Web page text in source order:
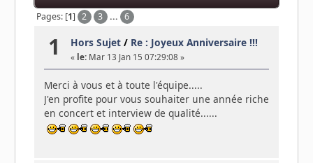
Pages: [1] 2 3 ... 6
1 Hors Sujet / Re : Joyeux Anniversaire !!!
« le: Mar 13 Jan 15 07:29:08 »
Merci à vous et à toute l'équipe.....
J'en profite pour vous souhaiter une année riche
en concert et interview de qualité......